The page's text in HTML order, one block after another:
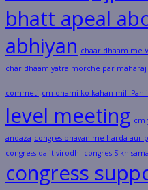
bhatt apeal
abhiyan chaar dhaam me
char dhaam yatra morche par maharaj
commeti cm dhami ko kahan mili
level meeting cm
andaza congres bhavan me harda
congress dalit virodhi congres Sikh
congress